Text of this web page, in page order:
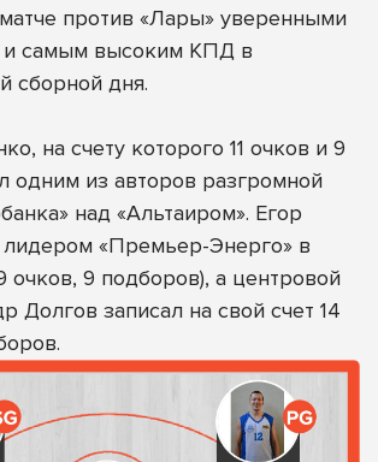
против «Лары» уверенными
и самым высоким КПД в
сборной дня.
на счету которого 11 очков и 9
одним из авторов разгромной
над «Альтаиром». Егор
«Премьер-Энерго» в
очков, 9 подборов), а центровой
Долгов записал на свой счет 14